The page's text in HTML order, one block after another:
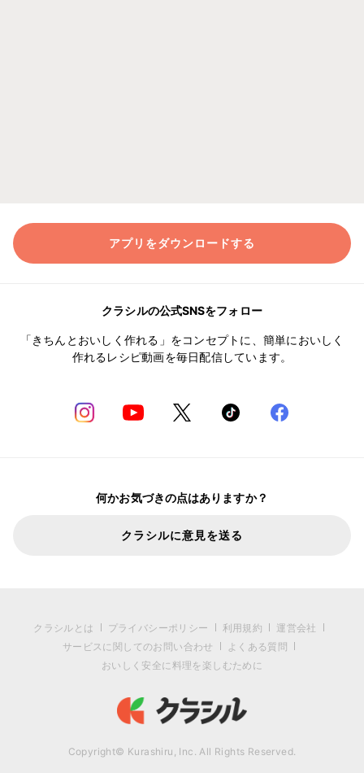
アプリをダウンロードする
クラシルの公式SNSをフォロー
「きちんとおいしく作れる」をコンセプトに、簡単においしく
作れるレシピ動画を毎日配信しています。
何かお気づきの点はありますか？
クラシルに意見を送る
クラシルとは プライバシーポリシー 利用規約
運営会社
サービスに関してのお問い合わせ
よくある質問
おいしく安全に料理を楽しむために
Copyright© Kurashiru, Inc. All Rights Reserved.